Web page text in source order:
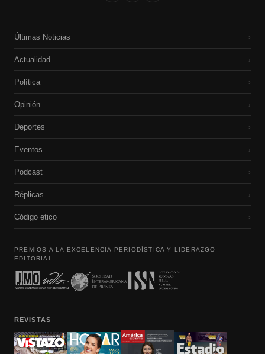
Últimas Noticias ›
Actualidad ›
Política ›
Opinión ›
Deportes ›
Eventos ›
Podcast ›
Réplicas ›
Código etico ›
PREMIOS A LA EXCELENCIA PERIODÍSTICA Y LIDERAZGO
EDITORIAL
REVISTAS